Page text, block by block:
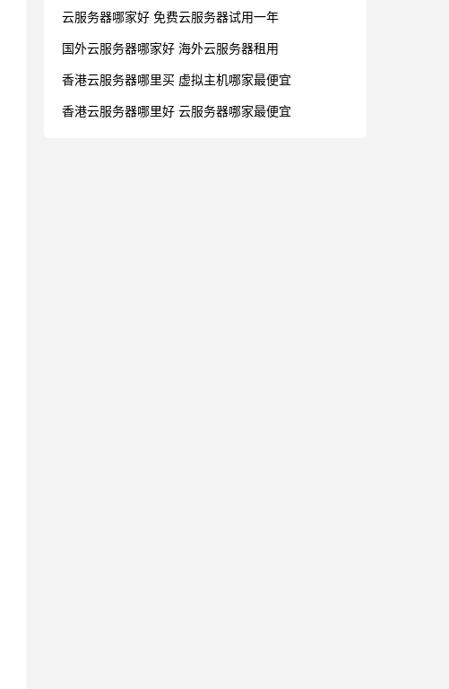
云服务器哪家好 免费云服务器试用一年
国外云服务器哪家好 海外云服务器租用
香港云服务器哪里买 虚拟主机哪家最便宜
香港云服务器哪里好 云服务器哪家最便宜